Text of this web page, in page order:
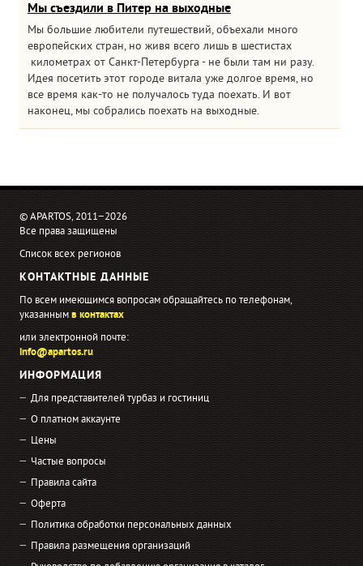
Мы съездили в Питер на выходные
Мы большие любители путешествий, объехали много
европейских стран, но живя всего лишь в шестистах
километрах от Санкт-Петербурга - не были там ни разу.
Идея посетить этот городе витала уже долгое время, но
все время как-то не получалось туда поехать. И вот
наконец, мы собрались поехать на выходные.
© APARTOS, 2011−2026
Все права защищены
Список всех регионов
КОНТАКТНЫЕ ДАННЫЕ
По всем имеющимся вопросам обращайтесь по телефонам,
указаннымв контактах
или электронной почте:
info@apartos.ru
ИНФОРМАЦИЯ
Для представителей турбаз и гостиниц
О платном аккаунте
Цены
Частые вопросы
Правила сайта
Оферта
Политика обработки персональных данных
Правила размещения организаций